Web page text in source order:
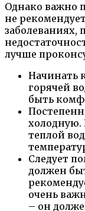
Однако важно
не
заболеваниях,
лучше
Начинать
горячей
быть
холодную.
теплой
Следует
должен
очень
– он